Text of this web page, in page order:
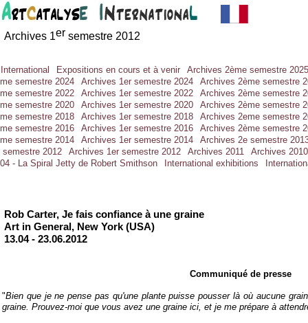
Rob Carter, Je fais confiance à une graine
Art in General, New York (USA)
13.04 - 23.06.2012
Communiqué de presse
"Bien que je ne pense pas qu'une plante puisse pousser là où aucune
graine. Prouvez-moi que vous avez une graine ici, et je me prépare à
Archives 1er semestre 2012
Expositions en cours et à venir
Archives 2ème semestre 2025
semestre 2024
Archives 1er semestre 2024
Archives 2ème semestre
semestre 2022
Archives 1er semestre 2022
Archives 2ème semestre
semestre 2020
Archives 1er semestre 2020
Archives 2ème semestre
semestre 2018
Archives 1er semestre 2018
Archives 2eme semestre
semestre 2016
Archives 1er semestre 2016
Archives 2ème semestre
semestre 2014
Archives 1er semestre 2014
Archives 2e semestre
2012
Archives 1er semestre 2012 Archives 2011
Archives 2010
- La Spiral Jetty de Robert Smithson
International exhibitions